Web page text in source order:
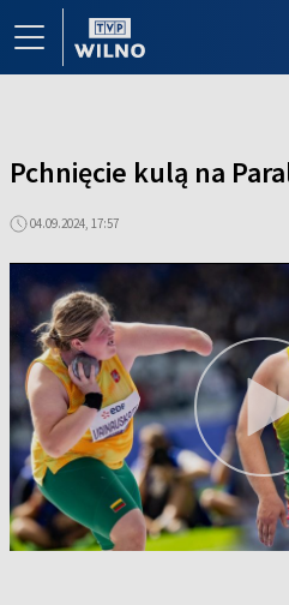
Pchnięcie kulą na
04.09.2024, 17:57